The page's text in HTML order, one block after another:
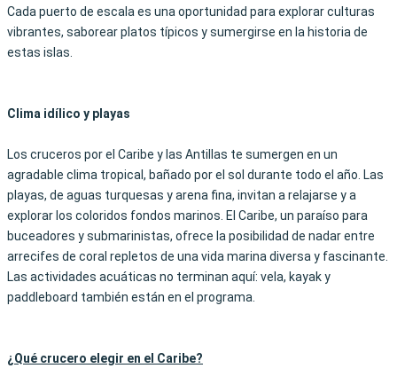
Cada puerto de escala es una oportunidad para explorar culturas
vibrantes, saborear platos típicos y sumergirse en la historia de
estas islas.
Clima idílico y playas
Los cruceros por el Caribe y las Antillas te sumergen en un
agradable clima tropical, bañado por el sol durante todo el año. Las
playas, de aguas turquesas y arena fina, invitan a relajarse y a
explorar los coloridos fondos marinos. El Caribe, un paraíso para
buceadores y submarinistas, ofrece la posibilidad de nadar entre
arrecifes de coral repletos de una vida marina diversa y fascinante.
Las actividades acuáticas no terminan aquí: vela, kayak y
paddleboard también están en el programa.
¿Qué crucero elegir en el Caribe?